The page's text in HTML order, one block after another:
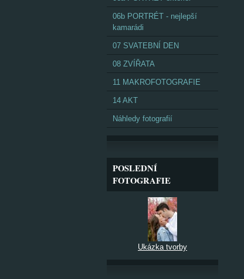
06b PORTRÉT - nejlepší
kamarádi
07 SVATEBNÍ DEN
08 ZVÍŘATA
11 MAKROFOTOGRAFIE
14 AKT
Náhledy fotografií
POSLEDNÍ
FOTOGRAFIE
Ukázka tvorby